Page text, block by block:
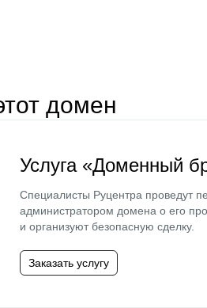
домен
Услуга «Доменный
Специалисты Руцентра проведут
администратором домена о его
и организуют безопасную сделку.
Заказать услугу